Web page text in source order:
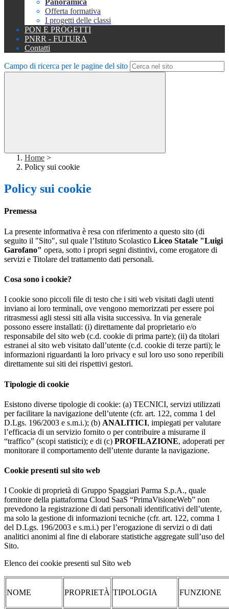
Panoramica
Offerta formativa
I progetti delle classi
PON E PROGETTI
PNRR - FUTURA
Contatti
Campo di ricerca per le pagine del sito
Home >
Policy sui cookie
Policy sui cookie
Premessa
La presente informativa è resa con riferimento a questo sito (di
seguito il "Sito", sul quale l’Istituto Scolastico Liceo Statale "Luigi
Garofano" opera, sotto i propri segni distintivi, come erogatore di
servizi e Titolare del trattamento dati personali.
Cosa sono i cookie?
I cookie sono piccoli file di testo che i siti web visitati dagli utenti
inviano ai loro terminali, ove vengono memorizzati per essere poi
ritrasmessi agli stessi siti alla visita successiva. In via generale
possono essere installati: (i) direttamente dal proprietario e/o
responsabile del sito web (c.d. cookie di prima parte); (ii) da titolari
estranei al sito web visitato dall’utente (c.d. cookie di terze parti); le
informazioni riguardanti la loro privacy e sul loro uso sono reperibili
direttamente sui siti dei rispettivi gestori.
Tipologie di cookie
Esistono diverse tipologie di cookie: (a) TECNICI, servizi utilizzati
per facilitare la navigazione dell’utente (cfr. art. 122, comma 1 del
D.Lgs. 196/2003 e s.m.i.); (b) ANALITICI, impiegati per valutare
l’efficacia di un servizio fornito o per contribuire a misurarne il
“traffico” (scopi statistici); e di (c) PROFILAZIONE, adoperati per
monitorare il comportamento dell’utente durante la navigazione.
Cookie presenti sul sito web
I Cookie di proprietà di Gruppo Spaggiari Parma S.p.A., quale
fornitore della piattaforma Cloud SaaS “PrimaVisioneWeb” non
prevedono la registrazione di dati personali identificativi dell’utente,
ma solo la gestione di informazioni tecniche (cfr. art. 122, comma 1
del D.Lgs. 196/2003 e s.m.i.) per l’erogazione di servizi o di dati
analitici anonimi al fine di elaborare statistiche aggregate sull’uso del
Sito.
Elenco dei cookie presenti sul Sito web
NOME PROPRIETÀ TIPOLOGIA FUNZIONE